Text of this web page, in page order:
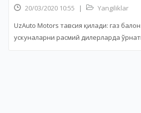
20/03/2020 10:55 |
Yangiliklar
UzAuto Motors тавсия қилади: газ балон
ускуналарни расмий дилeрларда